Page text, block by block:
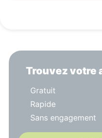
Trouvez votre
Gratuit
Rapide
Sans engagement